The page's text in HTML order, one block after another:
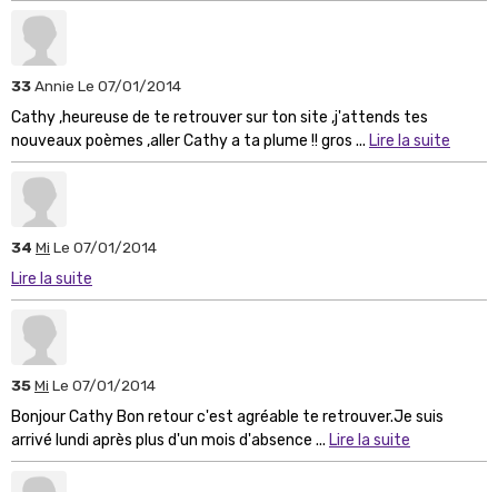
33Annie Le 07/01/2014
Cathy ,heureuse de te retrouver sur ton site ,j'attends tes
nouveaux poèmes ,aller Cathy a ta plume !! gros ... Lire la suite
34 Mi Le 07/01/2014
Lire la suite
35Mi Le 07/01/2014
Bonjour Cathy Bon retour c'est agréable te retrouver.Je suis
arrivé lundi après plus d'un mois d'absence ... Lire la suite